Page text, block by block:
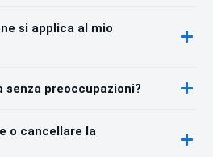
si applica al mio
preoccupazioni?
o cancellare la